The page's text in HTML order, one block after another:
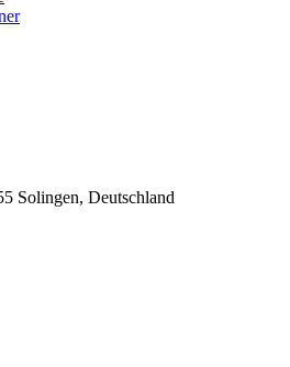
Solingen, Deutschland